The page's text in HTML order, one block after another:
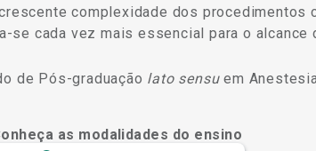
complexidade dos procedimentos
se cada vez mais essencial para o
de Pós-graduação lato sensuem
as modalidades do ensino